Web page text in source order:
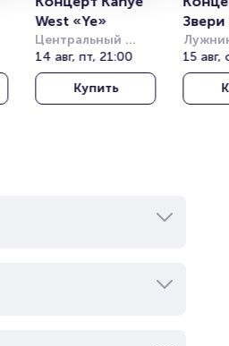
West «Ye»
Центральный
стадион Алматы
14 авг, пт, 21:00
Купить
Звери
15 авг,